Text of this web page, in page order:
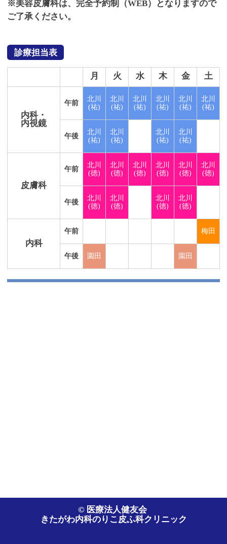
※美容皮膚科は、完全予約制（WEB）となりますので
ご了承ください。
診療担当表
月 火 水 木 金 土
内科・
内視鏡
午前
北川
(祐)
北川
(祐)
北川
(祐)
北川
(祐)
北川
(祐)
北川
(祐)
午後
北川
(祐)
北川
(祐)
北川
(祐)
北川
(祐)
皮膚科
午前
北川
(徳)
北川
(徳)
北川
(徳)
北川
(徳)
北川
(徳)
北川
(徳)
午後
北川
(徳)
北川
(徳)
北川
(徳)
北川
(徳)
内科
午前 梅田
午後 園田 園田
© 医療法人健友会
きたがわ内科のりこ皮ふ科クリニック